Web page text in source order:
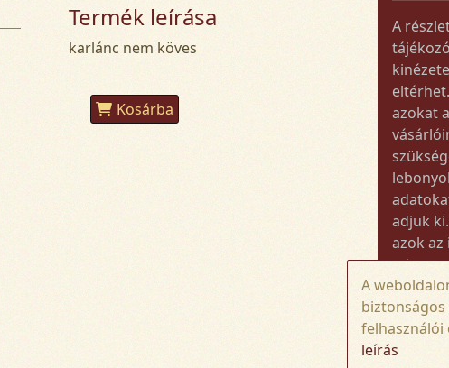
Termék leírása
karlánc nem köves
Kosárba
A
azokat
adjuk
azok
adott
A
felhasználói
leírás